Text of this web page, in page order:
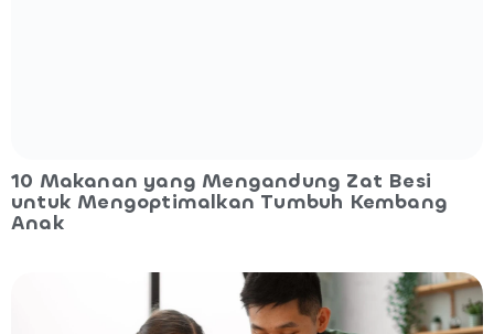
10 Makanan yang Mengandung Zat Besi
untuk Mengoptimalkan Tumbuh Kembang
Anak